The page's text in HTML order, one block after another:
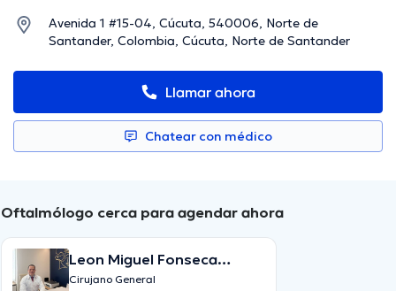
Avenida 1 #15-04, Cúcuta, 540006, Norte de
Santander, Colombia, Cúcuta, Norte de Santander
Llamar ahora
Chatear con médico
Oftalmólogo cerca para agendar ahora
Leon Miguel Fonseca
Galindo
Cirujano General